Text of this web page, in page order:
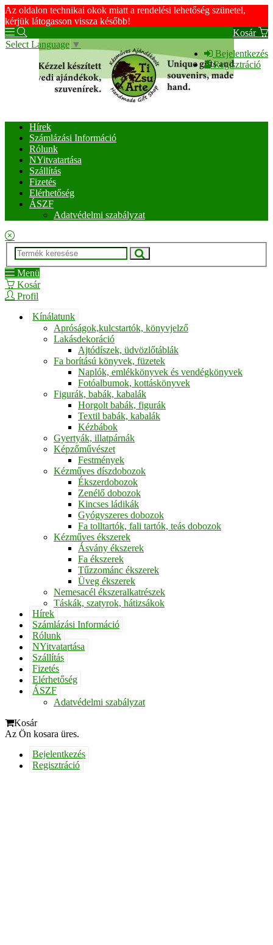
Az oldalon technikai okok miatt a rendelési lehetőség szünetel,
kérjük látogasson vissza később!
Kosár
Bejelentkezés
Regisztráció
Select Language ▼
Hírek
Számlázási Információ
Rólunk
NYitvatartása
Szállítás
Fizetés
Elérhetőség
ÁSZF
Adatvédelmi szabályzat
Menü
Kosár
Profil
Kínálatunk
Apróságok,kulcstartók, könyvjelző
Lakásdekoráció
Ajtódíszek, üdvözlőtáblák
Fa borítású könyvek, füzetek
Naplók, emlékkönyvek és vendégkönyvek
Fotóalbumok, kottáskönyvek
Figurák, babák, kabalák
Horgolt babák, figurák
Textil babák, kabalák
Kézbábok
Gyertyák, illatpárnák
Képzőművészet
Festmények
Kézműves díszdobozok
Ékszerdobozok
Zenélő dobozok
Kincses ládikák
Gyógyszeres dobozok
Fa tolltartók, fali tartók, teás dobozok
Kézműves ékszerek
Ásvány ékszerek
Fa ékszerek
Tűzzománc ékszerek
Üveg ékszerek
Nemesacél ékszeralkatrészek
Táskák, szatyrok, hátizsákok
Hírek
Számlázási Információ
Rólunk
NYitvatartása
Szállítás
Fizetés
Elérhetőség
ÁSZF
Adatvédelmi szabályzat
Kosár
Az Ön kosara üres.
Bejelentkezés
Regisztráció